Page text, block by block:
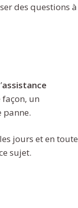
des questions à
assistance
un
panne.
jours et en toute
sujet.